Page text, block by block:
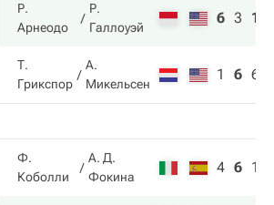
Р.
Арнеодо
Р.
Галлоуэй
6 3 10
Т.
Грикспор
А.
Микельсен
1 6 6
Ф.
Коболли
А. Д.
Фокина
4 6 13